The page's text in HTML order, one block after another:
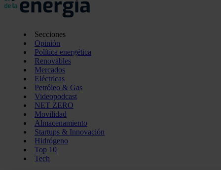
Secciones
Opinión
Política energética
Renovables
Mercados
Eléctricas
Petróleo & Gas
Videopodcast
NET ZERO
Movilidad
Almacenamiento
Startups & Innovación
Hidrógeno
Top 10
Tech